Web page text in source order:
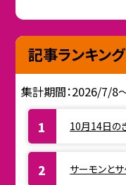
記事ランキング
集計期間：2026/7/8
10月14日の
サーモンとサ